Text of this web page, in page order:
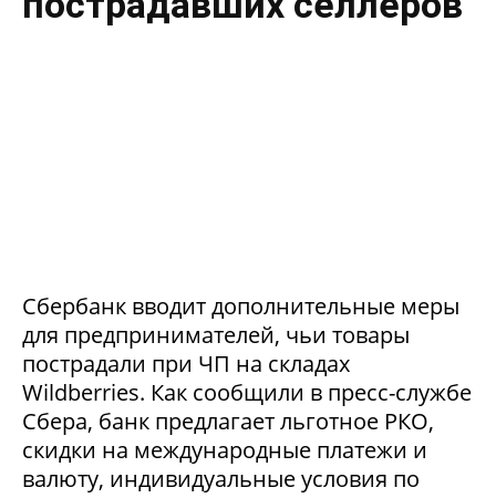
Сбербанк вводит дополнительные меры
для предпринимателей, чьи товары
пострадали при ЧП на складах
Wildberries. Как сообщили в пресс-службе
Сбера, банк предлагает льготное РКО,
скидки на международные платежи и
валюту, индивидуальные условия по